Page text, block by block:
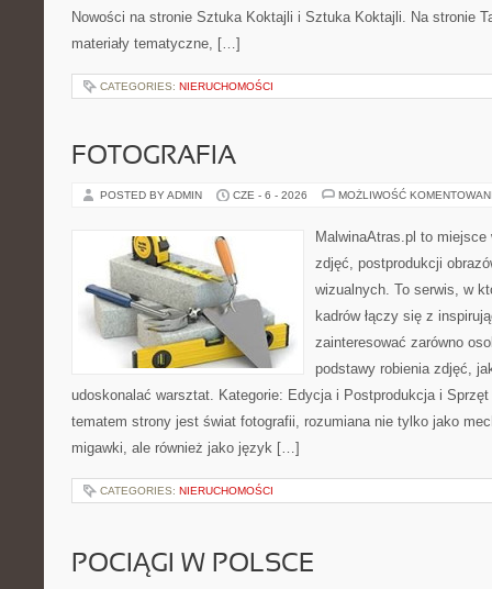
Nowości na stronie Sztuka Koktajli i Sztuka Koktajli. Na stronie
materiały tematyczne, […]
CATEGORIES: NIERUCHOMOŚCI
FOTOGRAFIA
POSTED BY ADMIN CZE - 6 - 2026 MOŻLIWOŚĆ
MalwinaAtras.pl to
zdjęć, postprodukcji
wizualnych. To serwis, w
kadrów łączy się z
zainteresować zarówno
podstawy robienia zdjęć,
udoskonalać warsztat. Kategorie: Edycja i Postprodukcja i Sprzęt
tematem strony jest świat fotografii, rozumiana nie tylko jako
migawki, ale również jako język […]
CATEGORIES: NIERUCHOMOŚCI
POCIĄGI W POLSCE